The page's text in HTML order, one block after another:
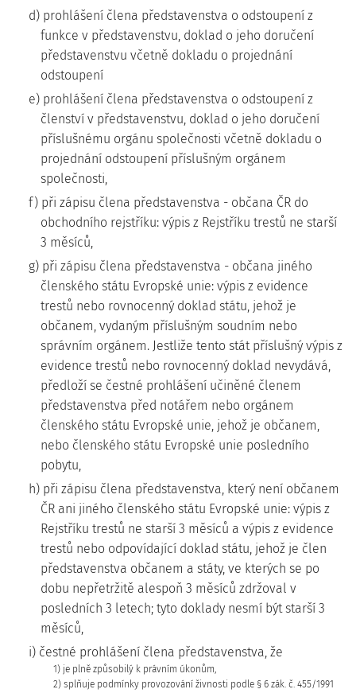
d) prohlášení člena představenstva o odstoupení z
funkce v představenstvu, doklad o jeho doručení
představenstvu včetně dokladu o projednání
odstoupení
e) prohlášení člena představenstva o odstoupení z
členství v představenstvu, doklad o jeho doručení
příslušnému orgánu společnosti včetně dokladu o
projednání odstoupení příslušným orgánem
společnosti,
f) při zápisu člena představenstva - občana ČR do
obchodního rejstříku: výpis z Rejstříku trestů ne starší
3 měsíců,
g) při zápisu člena představenstva - občana jiného
členského státu Evropské unie: výpis z evidence
trestů nebo rovnocenný doklad státu, jehož je
občanem, vydaným příslušným soudním nebo
správním orgánem. Jestliže tento stát příslušný výpis z
evidence trestů nebo rovnocenný doklad nevydává,
předloží se čestné prohlášení učiněné členem
představenstva před notářem nebo orgánem
členského státu Evropské unie, jehož je občanem,
nebo členského státu Evropské unie posledního
pobytu,
h) při zápisu člena představenstva, který není občanem
ČR ani jiného členského státu Evropské unie: výpis z
Rejstříku trestů ne starší 3 měsíců a výpis z evidence
trestů nebo odpovídající doklad státu, jehož je člen
představenstva občanem a státy, ve kterých se po
dobu nepřetržitě alespoň 3 měsíců zdržoval v
posledních 3 letech; tyto doklady nesmí být starší 3
měsíců,
i) čestné prohlášení člena představenstva, že
1) je plně způsobilý k právním úkonům,
2) splňuje podmínky provozování živnosti podle § 6 zák. č. 455/1991